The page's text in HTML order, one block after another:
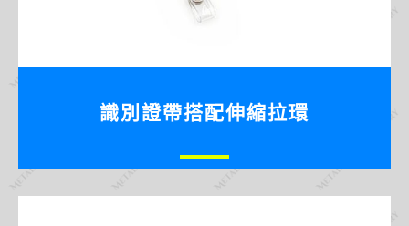
識別證帶搭配伸縮拉環